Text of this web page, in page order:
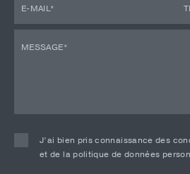
J’ai bien pris connaissance des
et de la politique de données